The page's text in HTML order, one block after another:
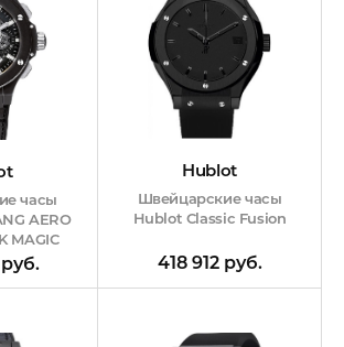
часы
AERO
MAGIC
Hublot
Швейцарские часы
Hublot Classic Fusion
418 912 руб.